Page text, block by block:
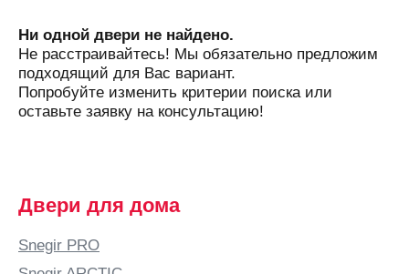
Ни одной двери не найдено.
Не расстраивайтесь! Мы обязательно предложим
подходящий для Вас вариант.
Попробуйте изменить критерии поиска или
оставьте заявку на консультацию!
Двери для дома
Snegir PRO